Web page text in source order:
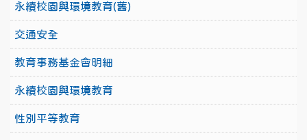
永續校園與環境教育(舊)
交通安全
教育事務基金會明細
永續校園與環境教育
性別平等教育